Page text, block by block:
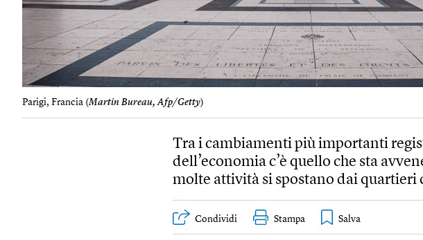
Parigi, Francia (Martin Bureau, Afp/Getty)
Tra i cambiamenti più importanti
dell’economia c’è quello che sta
molte attività si spostano dai
Condividi Stampa